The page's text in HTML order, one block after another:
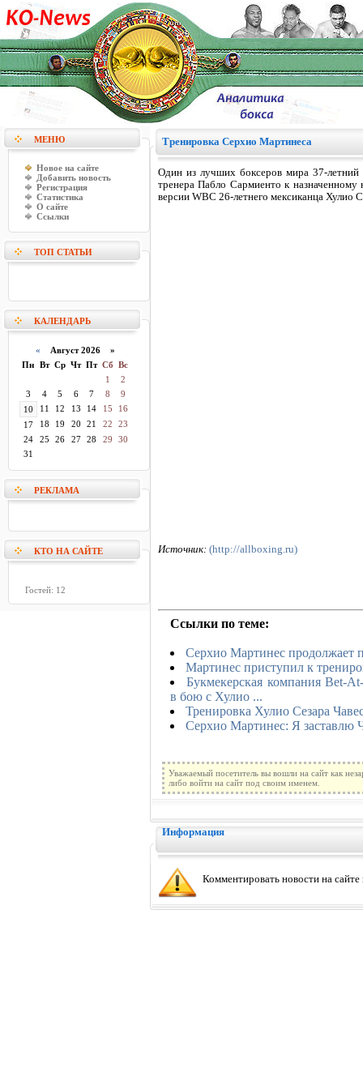
МЕНЮ
Новое на сайте
Добавить новость
Регистрация
Статистика
О сайте
Ссылки
ТОП СТАТЬИ
КАЛЕНДАРЬ
« Август 2026 »
Пн Вт Ср Чт Пт Сб Вс
1
2
3
4 5 6 7 8
9
10
11 12 13 14 15
16
17
18 19 20 21 22
23
24
25 26 27 28 29
30
31
РЕКЛАМА
КТО НА САЙТЕ
Гостей: 12
Тренировка Серхио Мартинеса
Один из лучших боксеров мира 37-летний
тренера Пабло Сармиенто к
версии WBC 26-летнего мексиканца Хулио
Источник: (http://allboxing.ru)
Ссылки по теме:
Серхио Мартинес продолжает
Мартинес приступил к
Букмекерская компания Bet-
в бою с Хулио ...
Тренировка Хулио Сезара
Серхио Мартинес: Я заставлю
Уважаемый посетитель вы вошли на сайт как
либо войти на сайт под своим именем.
Информация
Комментировать новости на